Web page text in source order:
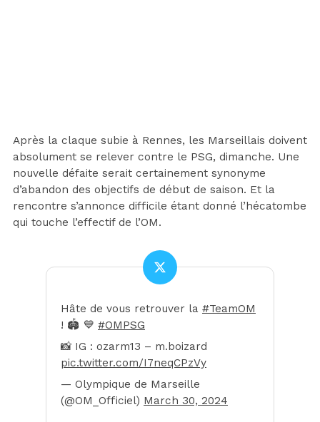
Après la claque subie à Rennes, les Marseillais doivent
absolument se relever contre le PSG, dimanche. Une
nouvelle défaite serait certainement synonyme
d’abandon des objectifs de début de saison. Et la
rencontre s’annonce difficile étant donné l’hécatombe
qui touche l’effectif de l’OM.
Hâte de vous retrouver la #TeamOM
! 🏟️ 💙 #OMPSG
📸 IG : ozarm13 – m.boizard
pic.twitter.com/I7neqCPzVy
— Olympique de Marseille
(@OM_Officiel) March 30, 2024